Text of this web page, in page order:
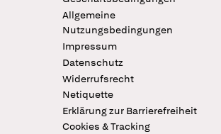
Allgemeine
Nutzungsbedingungen
Impressum
Datenschutz
Widerrufsrecht
Netiquette
Erklärung zur Barrierefreiheit
Cookies & Tracking